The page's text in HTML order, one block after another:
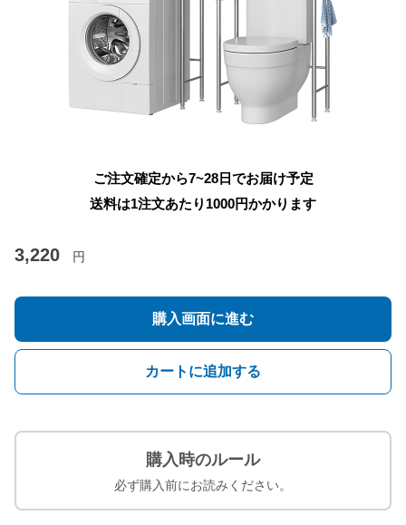
ご注文確定から7~28日でお届け予定
送料は1注文あたり 1000円かかります
3,220 円
購入画面に進む
カートに追加する
購入時のルール
必ず購入前にお読みください。